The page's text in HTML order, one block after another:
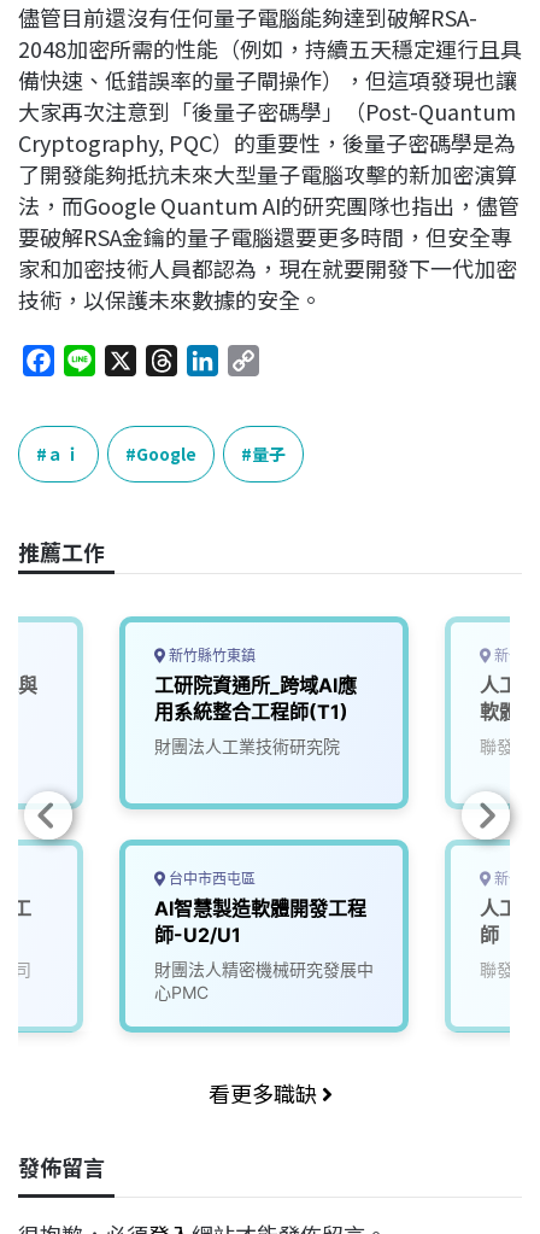
儘管目前還沒有任何量子電腦能夠達到破解RSA-
2048加密所需的性能（例如，持續五天穩定運行且具
備快速、低錯誤率的量子閘操作），但這項發現也讓
大家再次注意到「後量子密碼學」（Post-Quantum
Cryptography, PQC）的重要性，後量子密碼學是為
了開發能夠抵抗未來大型量子電腦攻擊的新加密演算
法，而Google Quantum AI的研究團隊也指出，儘管
要破解RSA金鑰的量子電腦還要更多時間，但安全專
家和加密技術人員都認為，現在就要開發下一代加密
技術，以保護未來數據的安全。
c
e
b
o
k
e
r
e
a
k
n
p
y
L
k
ａｉ Google 量子
推薦工作
與
工
司
新竹縣竹東鎮
工研院資通所_跨域AI應
用系統整合工程師(T1)
財團法人工業技術研究院
台中市西屯區
AI智慧製造軟體開發工程
師-U2/U1
財團法人精密機械研究發展中
心PMC
新竹
人工
軟體
聯發科
新竹
人工
師
聯發科
看更多職缺
發佈留言